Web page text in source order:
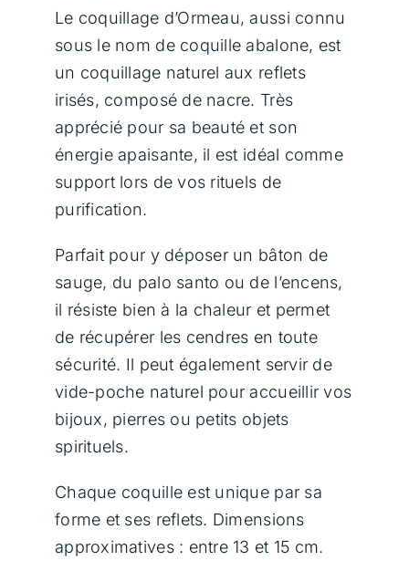
Contact
Panier
Le coquillage d’Ormeau, aussi connu
sous le nom de coquille abalone, est
un coquillage naturel aux reflets
irisés, composé de nacre. Très
apprécié pour sa beauté et son
énergie apaisante, il est idéal comme
support lors de vos rituels de
purification.
Parfait pour y déposer un bâton de
sauge, du palo santo ou de l’encens,
il résiste bien à la chaleur et permet
de récupérer les cendres en toute
sécurité. Il peut également servir de
vide-poche naturel pour accueillir vos
bijoux, pierres ou petits objets
spirituels.
Chaque coquille est unique par sa
forme et ses reflets. Dimensions
approximatives : entre 13 et 15 cm.